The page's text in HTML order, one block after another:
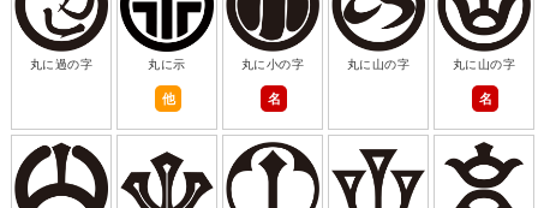
丸に過の字 丸に示
他
丸に小の字
名
丸に山の字 丸に山の字
名